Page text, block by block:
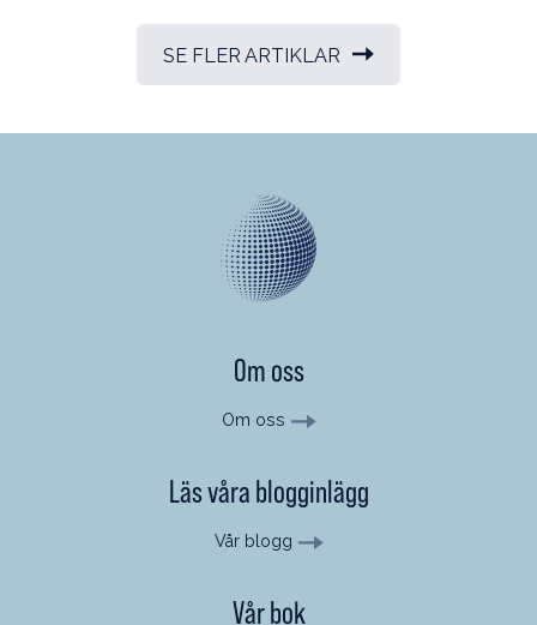
SE FLER ARTIKLAR
Om oss
Om oss
Läs våra blogginlägg
Vår blogg
Vår bok